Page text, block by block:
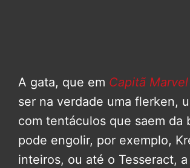
A gata, que em Capitã Marvel
ser na verdade uma flerken,
com tentáculos que saem da
pode engolir, por exemplo,
inteiros, ou até o Tesseract,